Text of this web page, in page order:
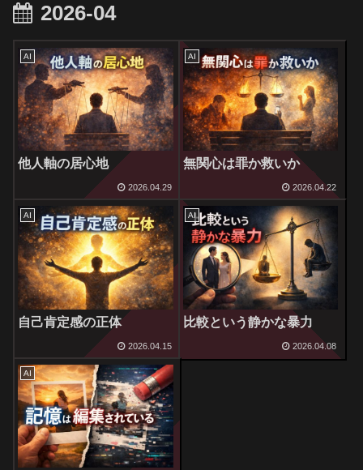
2026-04
AI
他人軸の居心地
2026.04.29
AI
無関心は罪か救いか
2026.04.22
AI
自己肯定感の正体
2026.04.15
AI
比較という静かな暴力
2026.04.08
AI